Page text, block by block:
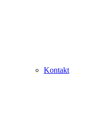
Kontakt